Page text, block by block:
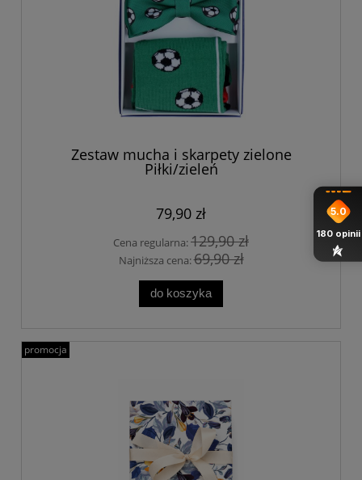
Zestaw mucha i skarpety zielone
Piłki/zieleń
79,90 zł
Cena regularna:129,90 zł
Najniższa cena:69,90 zł
do koszyka
promocja
5.0
180 opinii